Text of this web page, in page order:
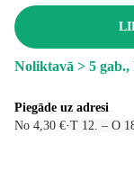
Noliktavā > 5 gab.,
Piegāde uz adresi
No 4,30 €·T 12. – O